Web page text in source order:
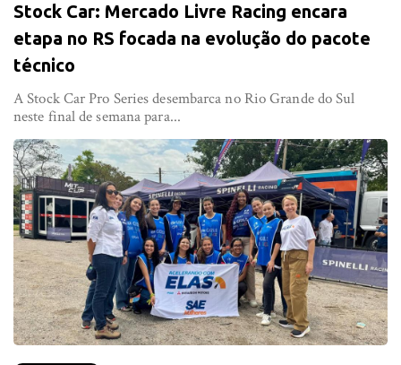
Stock Car: Mercado Livre Racing encara
etapa no RS focada na evolução do pacote
técnico
A Stock Car Pro Series desembarca no Rio Grande do Sul
neste final de semana para...